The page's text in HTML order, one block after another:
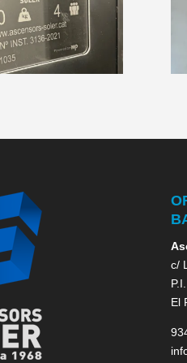
c/
El